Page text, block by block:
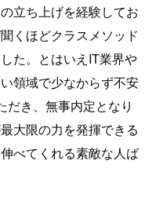
立ち上げを経験してお
くほどクラスメソッド
た。とはいえIT業界や
領域で少なからず不安
だき、無事内定となり
大限の力を発揮できる
べてくれる素敵な人ば